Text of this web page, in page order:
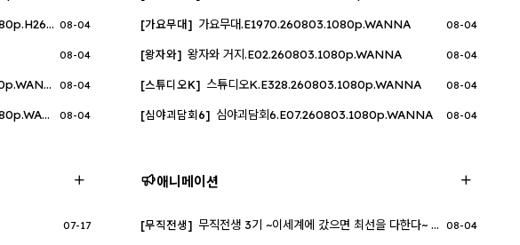
가족관계증명서.E21.260803.1080p.H264-F1RST 08-04
08-04
가족관계증명서.E21.260803.720p.WANNA 08-04
가족관계증명서.E21.260803.1080p.WANNA 08-04
[가요무대] 가요무대.E1970.260803.1080p.WANNA 08-04
[왕자와] 왕자와 거지.E02.260803.1080p.WANNA 08-04
[스튜디오K] 스튜디오K.E328.260803.1080p.WANNA 08-04
[심야괴담회6] 심야괴담회6.E07.260803.1080p.WANNA 08-04
07-17
애니메이션
[무직전생] 무직전생 3기 ~이세계에 갔으면 최선을 다한다~ (2026) - 06 (1280.. 08-04